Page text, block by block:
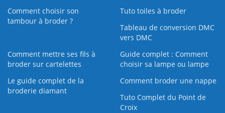
Comment choisir son
tambour à broder ?
Tuto toiles à broder
Tableau de conversion DMC
vers DMC
Comment mettre ses fils à
broder sur cartelettes
Guide complet : Comment
choisir sa lampe ou lampe
Le guide complet de la
broderie diamant
Comment broder une nappe
Tuto Complet du Point de
Croix